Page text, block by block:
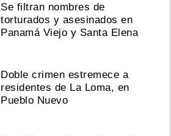
Se filtran nombres de
torturados y asesinados en
Panamá Viejo y Santa Elena
Doble crimen estremece a
residentes de La Loma, en
Pueblo Nuevo